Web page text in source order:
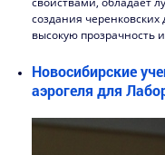
создания черенковских
высокую прозрачность
Новосибирские
аэрогеля для